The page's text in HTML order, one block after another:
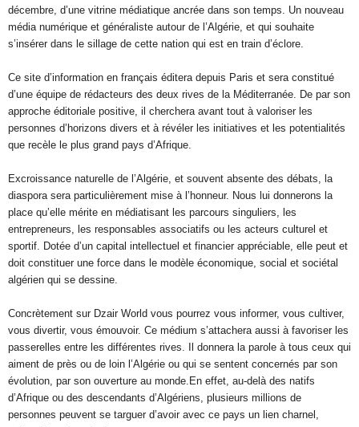
décembre, d’une vitrine médiatique ancrée dans son temps. Un nouveau
média numérique et généraliste autour de l’Algérie, et qui souhaite
s’insérer dans le sillage de cette nation qui est en train d’éclore.
Ce site d’information en français éditera depuis Paris et sera constitué
d’une équipe de rédacteurs des deux rives de la Méditerranée. De par son
approche éditoriale positive, il cherchera avant tout à valoriser les
personnes d’horizons divers et à révéler les initiatives et les potentialités
que recèle le plus grand pays d’Afrique.
Excroissance naturelle de l’Algérie, et souvent absente des débats, la
diaspora sera particulièrement mise à l’honneur. Nous lui donnerons la
place qu’elle mérite en médiatisant les parcours singuliers, les
entrepreneurs, les responsables associatifs ou les acteurs culturel et
sportif. Dotée d’un capital intellectuel et financier appréciable, elle peut et
doit constituer une force dans le modèle économique, social et sociétal
algérien qui se dessine.
Concrètement sur Dzair World vous pourrez vous informer, vous cultiver,
vous divertir, vous émouvoir. Ce médium s’attachera aussi à favoriser les
passerelles entre les différentes rives. Il donnera la parole à tous ceux qui
aiment de près ou de loin l’Algérie ou qui se sentent concernés par son
évolution, par son ouverture au monde.En effet, au-delà des natifs
d’Afrique ou des descendants d’Algériens, plusieurs millions de
personnes peuvent se targuer d’avoir avec ce pays un lien charnel,